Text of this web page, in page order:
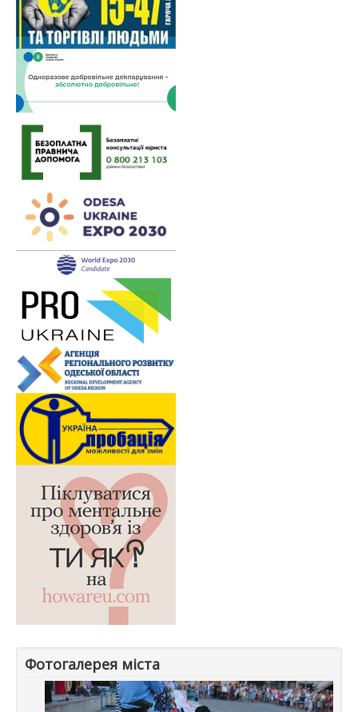
Фотогалерея міста